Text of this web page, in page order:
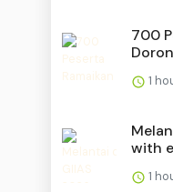
700
1
with
1